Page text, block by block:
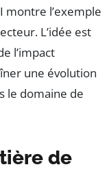
montre l’exemple
L’idée est
l’impact
une évolution
le domaine de
de